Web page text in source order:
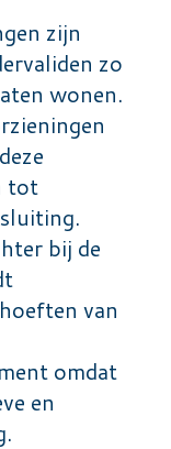
zijn
zo
wonen.
tot
bij de
van
omdat
en